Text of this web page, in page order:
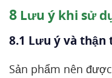
8 Lưu ý khi sử
8.1 Lưu ý và thận
Sản phẩm nên